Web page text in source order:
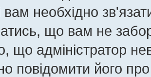
вам необхідно
що вам не
що адміністратор
повідомити його